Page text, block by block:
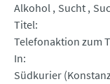
Alkohol Sucht
Titel
Telefonaktion zum
In
Südkurier